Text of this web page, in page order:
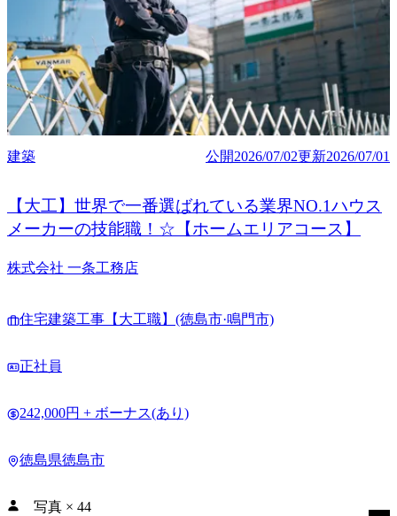
建築 公開2026/07/02更新2026/07/01
【大工】世界で一番選ばれている業界NO.1ハウス
メーカーの技能職！☆【ホームエリアコース】
株式会社 一条工務店
住宅建築工事【大工職】(徳島市·鳴門市)
正社員
242,000円 + ボーナス(あり)
徳島県徳島市
写真 × 44